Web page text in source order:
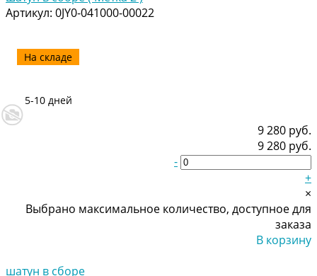
Артикул: 0JY0-041000-00022
На складе
5-10 дней
9 280 руб.
9 280 руб.
-
+
×
Выбрано максимальное количество, доступное для
заказа
В корзину
шатун в сборе